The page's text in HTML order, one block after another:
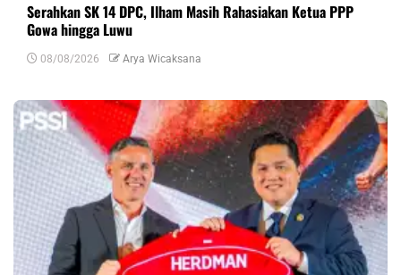
Serahkan SK 14 DPC, Ilham Masih Rahasiakan Ketua PPP
Gowa hingga Luwu
08/08/2026 Arya Wicaksana